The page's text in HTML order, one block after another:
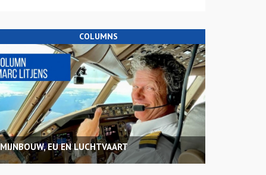
COLUMNS
MIJNBOUW, EU EN LUCHTVAART